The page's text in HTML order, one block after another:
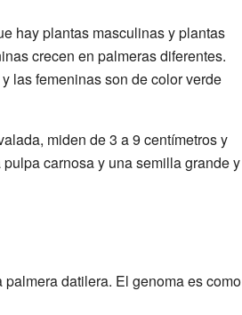
hay plantas masculinas y plantas
crecen en palmeras diferentes.
las femeninas son de color verde
miden de 3 a 9 centímetros y
carnosa y una semilla grande y
datilera. El genoma es como